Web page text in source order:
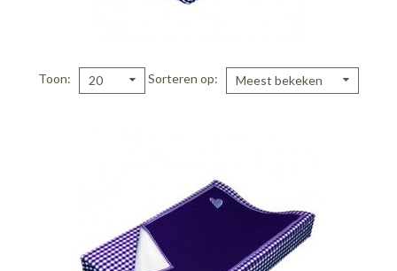
Toon 20 Sorteren op Meest bekeken